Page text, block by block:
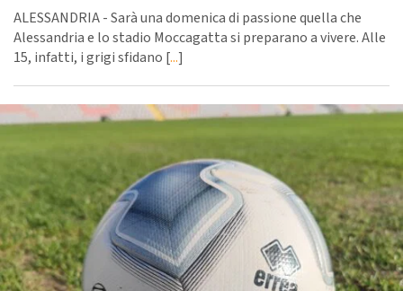
ALESSANDRIA - Sarà una domenica di passione quella che
Alessandria e lo stadio Moccagatta si preparano a vivere. Alle
15, infatti, i grigi sfidano [...]